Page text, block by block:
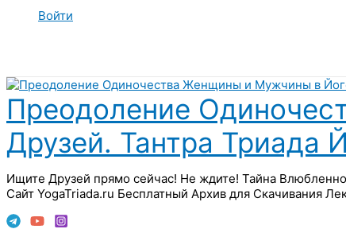
Войти
Преодоление
Друзей. Тантра
Ищите Друзей прямо сейчас! Не ждите! Тайна
Сайт YogaTriada.ru Бесплатный Архив для Скачивания